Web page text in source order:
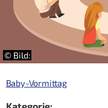
© Bild:
Baby-Vormittag